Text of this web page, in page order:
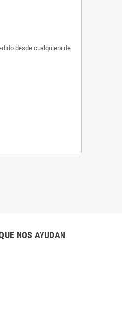
desde cualquiera de
NOS AYUDAN